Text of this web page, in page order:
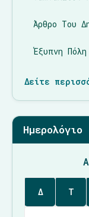
Άρθρο Του
Έξυπνη Πόλη
Δείτε
Ημερολόγιο
Δ Τ